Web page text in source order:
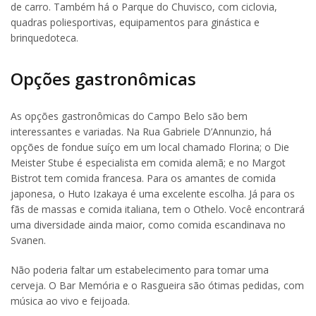
de carro. Também há o Parque do Chuvisco, com ciclovia,
quadras poliesportivas, equipamentos para ginástica e
brinquedoteca.
Opções gastronômicas
As opções gastronômicas do Campo Belo são bem
interessantes e variadas. Na Rua Gabriele D’Annunzio, há
opções de fondue suíço em um local chamado Florina; o Die
Meister Stube é especialista em comida alemã; e no Margot
Bistrot tem comida francesa. Para os amantes de comida
japonesa, o Huto Izakaya é uma excelente escolha. Já para os
fãs de massas e comida italiana, tem o Othelo. Você encontrará
uma diversidade ainda maior, como comida escandinava no
Svanen.
Não poderia faltar um estabelecimento para tomar uma
cerveja. O Bar Memória e o Rasgueira são ótimas pedidas, com
música ao vivo e feijoada.